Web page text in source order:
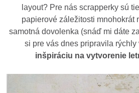
layout? Pre nás scrapperky sú
papierové záležitosti mnohokrát
samotná dovolenka (snáď mi dáte
si pre vás dnes pripravila rýchly
inšpiráciu na vytvorenie